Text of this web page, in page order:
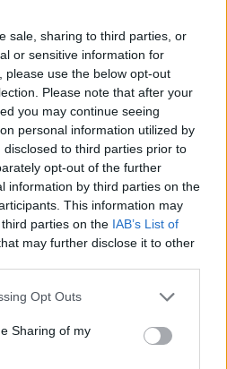
sale, sharing to third parties, or
or sensitive information for
please use the below opt-out
Please note that after your
you may continue seeing
personal information utilized by
to third parties prior to
opt-out of the further
information by third parties on the
This information may
parties on the IAB’s List of
may further disclose it to other
Opt Outs
Sharing of my
megtartotta a 200 Ft-os
panelAdatletöltés A
forgalma lényegesen
Vételi oldal immár 180 Ft
könyvben, egyetlen kötéssel
a befektetőkre. Az eladók
az Első Magyar Alap tegnapi
fel,...
előfizetéses